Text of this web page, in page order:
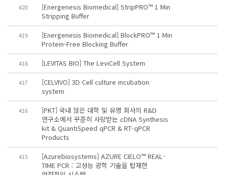
420
[Energenesis Biomedical] StripPRO™ 1 Min
Stripping Buffer
419
[Energenesis Biomedical] BlockPRO™ 1 Min
Protein-Free Blocking Buffer
418 [LEVITAS BIO] The LeviCell System
417
[CELVIVO] 3D Cell culture incubation
system
416
[PKT] 국내 많은 대학 및 유명 회사의 R&D
연구소에서 꾸준히 사랑받는 cDNA Synthesis
kit & QuantiSpeed qPCR & RT-qPCR
Products
415
[Azurebiosystems] AZURE CIELO™ REAL-
TIME PCR : 고성능 광학 기술을 탑재한